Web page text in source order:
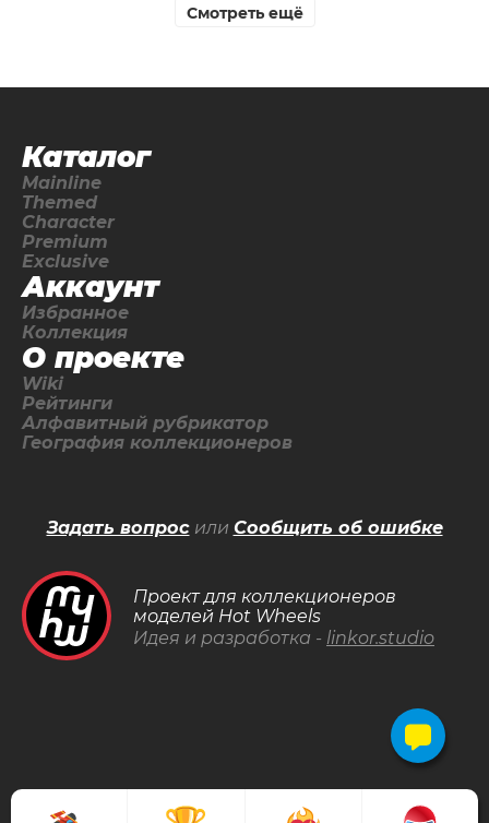
Смотреть ещё
Каталог
Mainline
Themed
Character
Premium
Exclusive
Аккаунт
Избранное
Коллекция
О проекте
Wiki
Рейтинги
Алфавитный рубрикатор
География коллекционеров
Проект для коллекционеров
моделей Hot Wheels
Идея и разработка - linkor.studio
Задать вопросили Сообщить об ошибке